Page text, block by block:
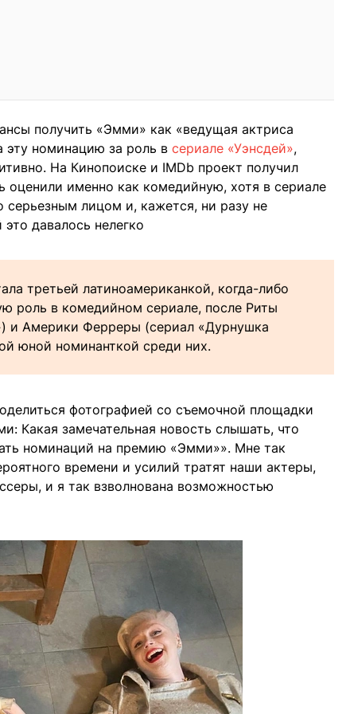
получить «Эмми» как «ведущая актриса
эту номинацию за роль в сериале «Уэнсдей»,
На Кинопоиске и IMDb проект получил
оценили именно как комедийную, хотя в сериале
серьезным лицом и, кажется, ни разу не
давалось нелегко
третьей латиноамериканкой, когда-либо
роль в комедийном сериале, после Риты
и Америки Ферреры (сериал «Дурнушка
юной номинанткой среди них.
фотографией со съемочной площадки
Какая замечательная новость слышать, что
номинаций на премию «Эмми»». Мне так
времени и усилий тратят наши актеры,
и я так взволнована возможностью